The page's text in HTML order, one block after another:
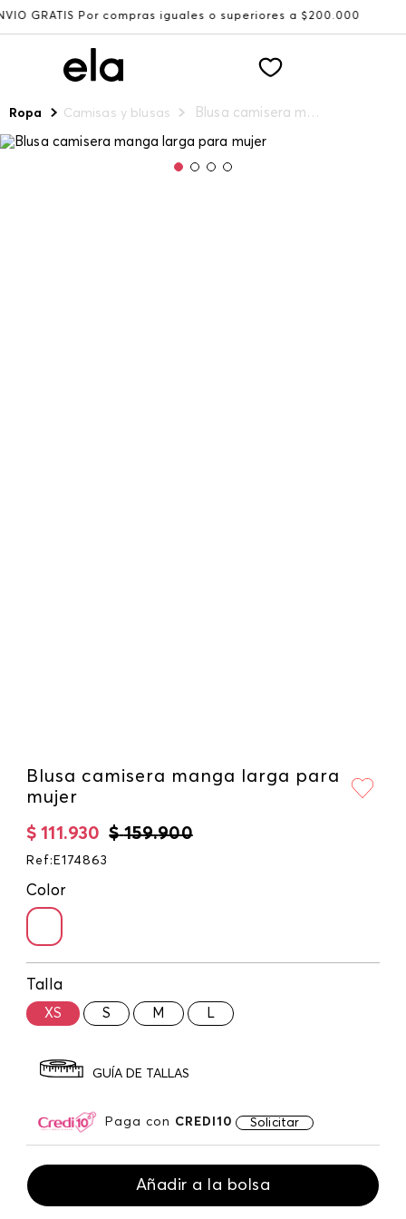
Por compras iguales o superiores a $200.000 Recibe:
Ropa Camisas y blusas Blusa camisera manga larga para mujer
Blusa camisera manga larga para
mujer
$ 159.900
$ 111 .930
Ref : E174863
Color
Talla
XS S M L
GUÍA DE TALLAS
Paga con CREDI10 Solicitar
Añadir a la bolsa